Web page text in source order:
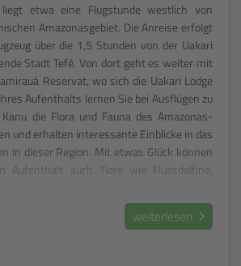
etwa eine Flugstunde westlich von
Amazonasgebiet. Die Anreise erfolgt
über die 1,5 Stunden von der Uakari
Stadt Tefé. Von dort geht es weiter mit
Reservat, wo sich die Uakari Lodge
Aufenthalts lernen Sie bei Ausflügen zu
die Flora und Fauna des Amazonas-
und erhalten interessante Einblicke in das
in dieser Region. Mit etwas Glück können
Aufenthalt auch Tiere wie Flussdelfine,
sogar spezielle Jaguar Safaris möglich.
weiterlesen